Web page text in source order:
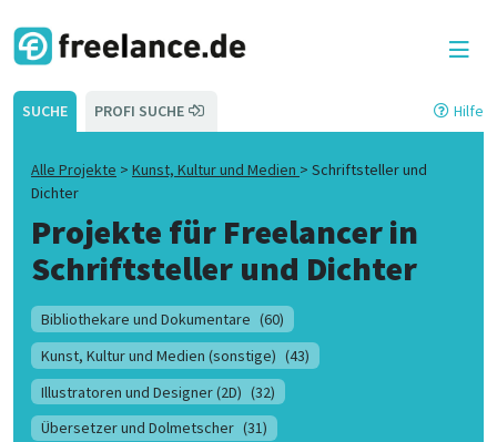
SUCHE PROFI SUCHE Hilfe
Alle Projekte > Kunst, Kultur und Medien > Schriftsteller und
Dichter
Projekte für Freelancer in
Schriftsteller und Dichter
Bibliothekare und Dokumentare (60)
Kunst, Kultur und Medien (sonstige) (43)
Illustratoren und Designer (2D) (32)
Übersetzer und Dolmetscher (31)